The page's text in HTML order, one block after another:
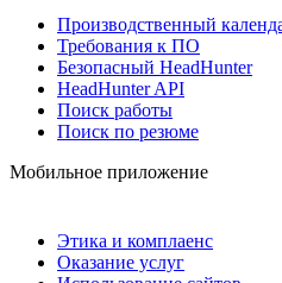
Производственный
Требования к ПО
Безопасный HeadHunter
HeadHunter API
Поиск работы
Поиск по резюме
Мобильное приложение
Этика и комплаенс
Оказание услуг